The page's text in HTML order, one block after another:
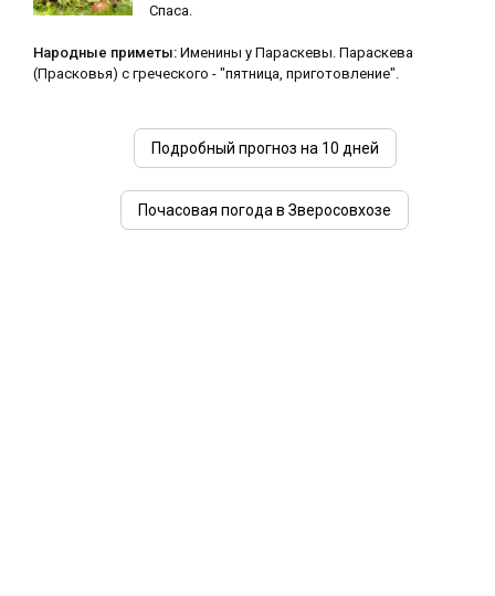
Спаса.
Народные приметы: Именины у Параскевы. Параскева
(Прасковья) с греческого - "пятница, приготовление".
Подробный прогноз на 10 дней
Почасовая погода в Зверосовхозе